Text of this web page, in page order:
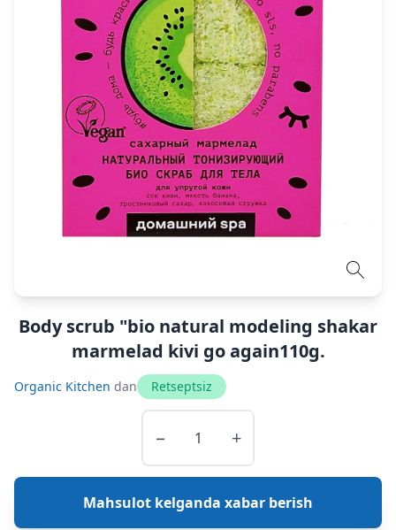
Body scrub "bio natural modeling shakar
marmelad kivi go again110g.
Organic Kitchen dan Retseptsiz
− +
Mahsulot kelganda xabar berish